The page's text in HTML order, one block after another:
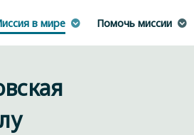
в мире Помочь миссии